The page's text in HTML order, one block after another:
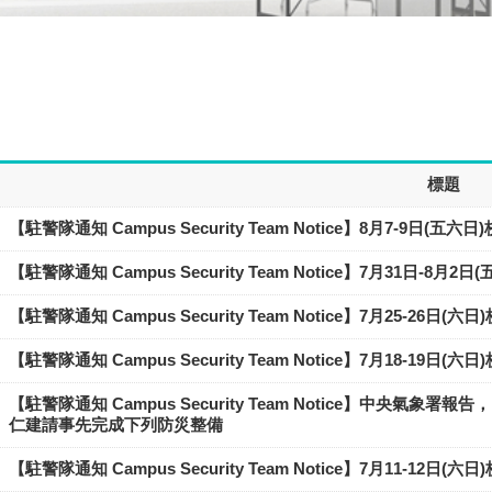
標題
【駐警隊通知 Campus Security Team Notice】8月7-9日(五六日)
【駐警隊通知 Campus Security Team Notice】7月31日-8月2日(
【駐警隊通知 Campus Security Team Notice】7月25-26日(六日
【駐警隊通知 Campus Security Team Notice】7月18-19日(六日
【駐警隊通知 Campus Security Team Notice】中央氣象署報告
仁建請事先完成下列防災整備
【駐警隊通知 Campus Security Team Notice】7月11-12日(六日